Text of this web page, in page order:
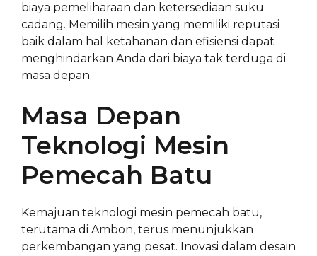
biaya pemeliharaan dan ketersediaan suku
cadang. Memilih mesin yang memiliki reputasi
baik dalam hal ketahanan dan efisiensi dapat
menghindarkan Anda dari biaya tak terduga di
masa depan.
Masa Depan
Teknologi Mesin
Pemecah Batu
Kemajuan teknologi mesin pemecah batu,
terutama di Ambon, terus menunjukkan
perkembangan yang pesat. Inovasi dalam desain